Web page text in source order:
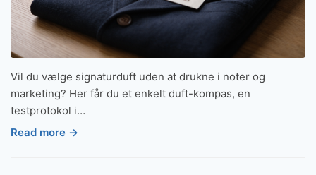
Vil du vælge signaturduft uden at drukne i noter og
marketing? Her får du et enkelt duft-kompas, en
testprotokol i…
Read more →